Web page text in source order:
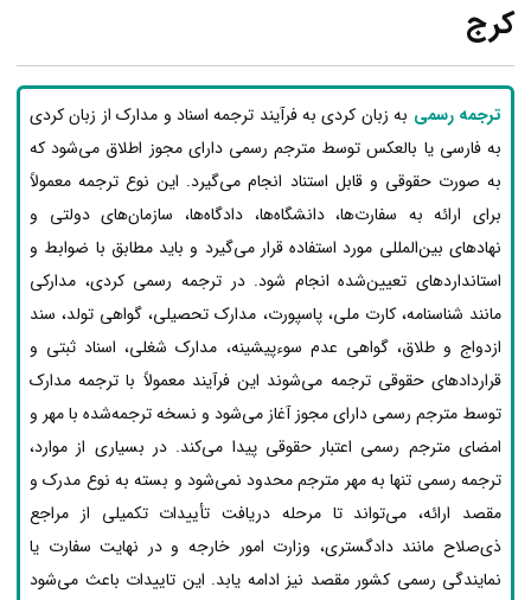
کرج
ترجمه رسمی به زبان کردی به فرآیند ترجمه اسناد و مدارک از زبان کردی
به فارسی یا بالعکس توسط مترجم رسمی دارای مجوز اطلاق می‌شود که
به صورت حقوقی و قابل استناد انجام می‌گیرد. این نوع ترجمه معمولاً
برای ارائه به سفارت‌ها، دانشگاه‌ها، دادگاه‌ها، سازمان‌های دولتی و
نهادهای بین‌المللی مورد استفاده قرار می‌گیرد و باید مطابق با ضوابط و
استانداردهای تعیین‌شده انجام شود. در ترجمه رسمی کردی، مدارکی
مانند شناسنامه، کارت ملی، پاسپورت، مدارک تحصیلی، گواهی تولد، سند
ازدواج و طلاق، گواهی عدم سوءپیشینه، مدارک شغلی، اسناد ثبتی و
قراردادهای حقوقی ترجمه می‌شوند این فرآیند معمولاً با ترجمه مدارک
توسط مترجم رسمی دارای مجوز آغاز می‌شود و نسخه ترجمه‌شده با مهر و
امضای مترجم رسمی اعتبار حقوقی پیدا می‌کند. در بسیاری از موارد،
ترجمه رسمی تنها به مهر مترجم محدود نمی‌شود و بسته به نوع مدرک و
مقصد ارائه، می‌تواند تا مرحله دریافت تأییدات تکمیلی از مراجع
ذی‌صلاح مانند دادگستری، وزارت امور خارجه و در نهایت سفارت یا
نمایندگی رسمی کشور مقصد نیز ادامه یابد. این تاییدات باعث می‌شود